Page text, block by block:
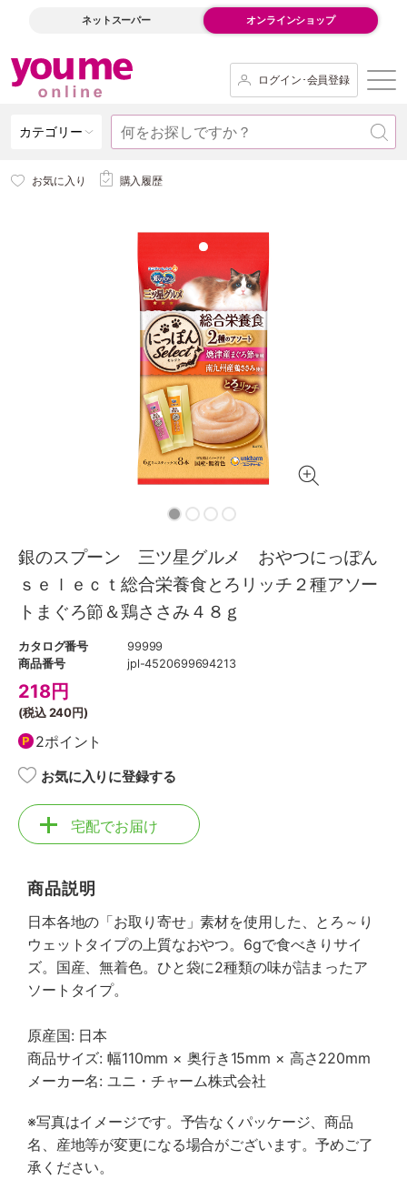
ネットスーパー オンラインショップ
ログイン･会員登録
カテゴリー
お気に入り 購入履歴
銀のスプーン 三ツ星グルメ おやつにっぽん
ｓｅｌｅｃｔ総合栄養食とろリッチ２種アソー
トまぐろ節＆鶏ささみ４８ｇ
カタログ番号
99999
商品番号
jpl-4520699694213
218円
(税込240円)
2ポイント
お気に入りに登録する
宅配でお届け
商品説明
日本各地の「お取り寄せ」素材を使用した、とろ～り
ウェットタイプの上質なおやつ。6gで食べきりサイ
ズ。国産、無着色。ひと袋に2種類の味が詰まったア
ソートタイプ。
原産国: 日本
商品サイズ: 幅110mm × 奥行き15mm × 高さ220mm
メーカー名: ユニ・チャーム株式会社
※写真はイメージです。予告なくパッケージ、商品
名、産地等が変更になる場合がございます。予めご了
承ください。